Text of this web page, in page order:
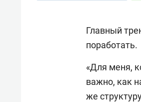
Главный
поработать.
«Для меня,
важно, как
же